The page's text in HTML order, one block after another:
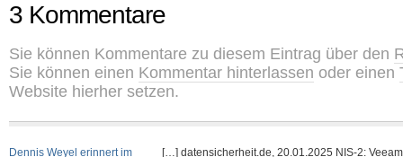
3 Kommentare
Sie können Kommentare zu diesem Eintrag über den
Sie können einen Kommentar hinterlassen oder einen
Website hierher setzen.
Dennis Weyel erinnert im
[…] datensicherheit.de, 20.01.2025 NIS-2: